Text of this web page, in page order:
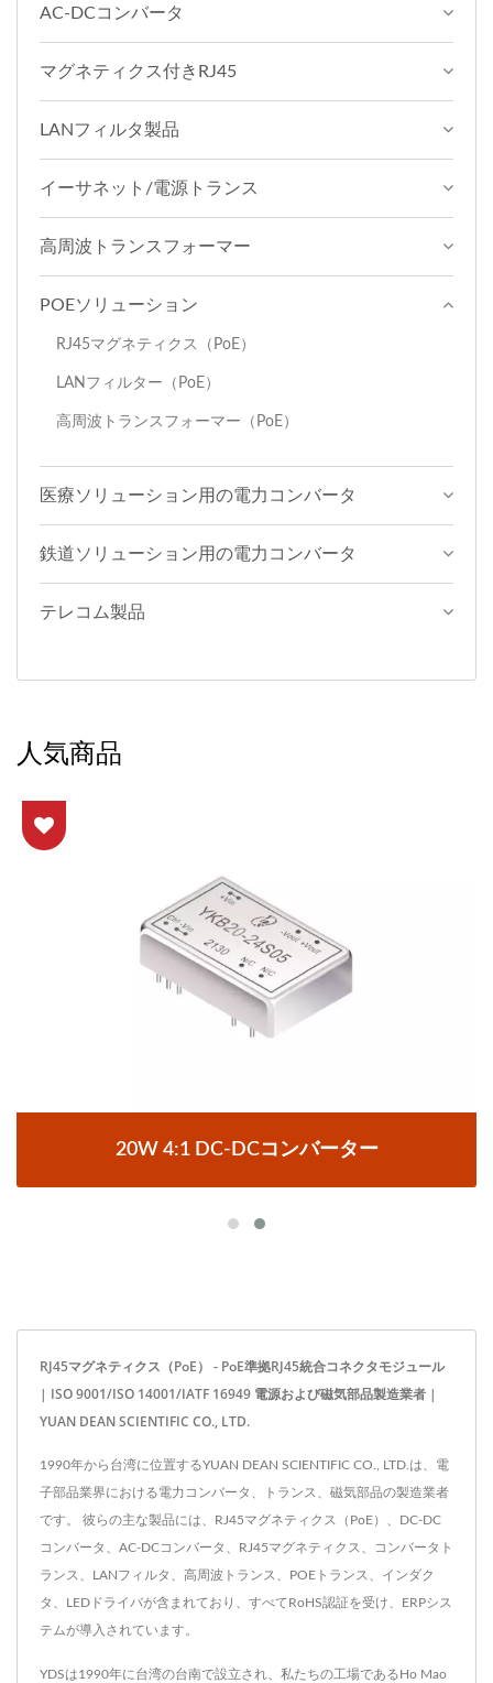
AC-DCコンバータ
マグネティクス付きRJ45
LANフィルタ製品
イーサネット/電源トランス
高周波トランスフォーマー
POEソリューション
RJ45マグネティクス（PoE）
LANフィルター（PoE）
高周波トランスフォーマー（PoE）
医療ソリューション用の電力コンバータ
鉄道ソリューション用の電力コンバータ
テレコム製品
人気商品
20W 4:1 DC-DCコンバーター
RJ45マグネティクス（PoE） - PoE準拠RJ45統合コネクタモジュール
| ISO 9001/ISO 14001/IATF 16949 電源および磁気部品製造業者 |
YUAN DEAN SCIENTIFIC CO., LTD.
1990年から台湾に位置するYUAN DEAN SCIENTIFIC CO., LTD.は、電
子部品業界における電力コンバータ、トランス、磁気部品の製造業者
です。 彼らの主な製品には、RJ45マグネティクス（PoE）、DC-DC
コンバータ、AC-DCコンバータ、RJ45マグネティクス、コンバータト
ランス、LANフィルタ、高周波トランス、POEトランス、インダク
タ、LEDドライバが含まれており、すべてRoHS認証を受け、ERPシス
テムが導入されています。
YDSは1990年に台湾の台南で設立され、私たちの工場であるHo Mao